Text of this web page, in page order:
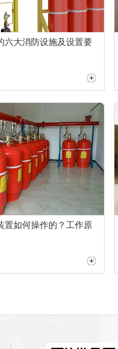
六大消防设施及设置要
置如何操作的？工作原